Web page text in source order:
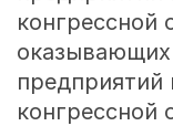
конгрессной
оказывающих
конгрессной